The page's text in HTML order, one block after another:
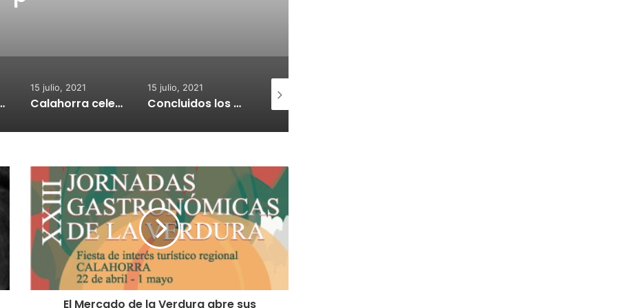
la adquisión de
Croquetur II
15 julio, 2021
Concluidos los trabajos de reposición del asfaltado de Calahorra
15 julio, 2021
Un joven riojano da positivo tras causar presuntamente un accidente con un fallecido
El Mercado de la Verdura abre sus